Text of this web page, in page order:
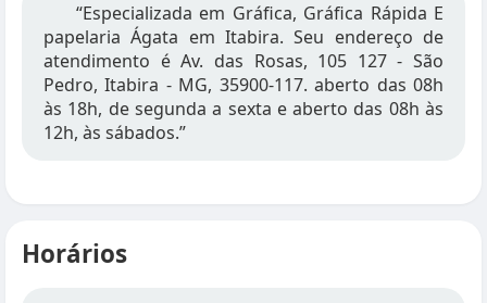
“Especializada em Gráfica, Gráfica Rápida E
papelaria Ágata em Itabira. Seu endereço de
atendimento é Av. das Rosas, 105 127 - São
Pedro, Itabira - MG, 35900-117. aberto das 08h
às 18h, de segunda a sexta e aberto das 08h às
12h, às sábados.”
Horários